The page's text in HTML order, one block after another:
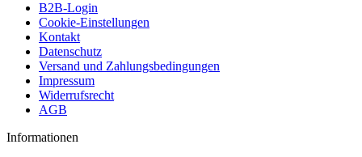
B2B-Login
Cookie-Einstellungen
Kontakt
Datenschutz
Versand und Zahlungsbedingungen
Impressum
Widerrufsrecht
AGB
Informationen